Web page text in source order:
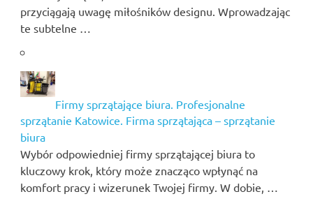
przyciągają uwagę miłośników designu. Wprowadzając
te subtelne …
Firmy sprzątające biura. Profesjonalne
sprzątanie Katowice. Firma sprzątająca – sprzątanie
biura
Wybór odpowiedniej firmy sprzątającej biura to
kluczowy krok, który może znacząco wpłynąć na
komfort pracy i wizerunek Twojej firmy. W dobie, …